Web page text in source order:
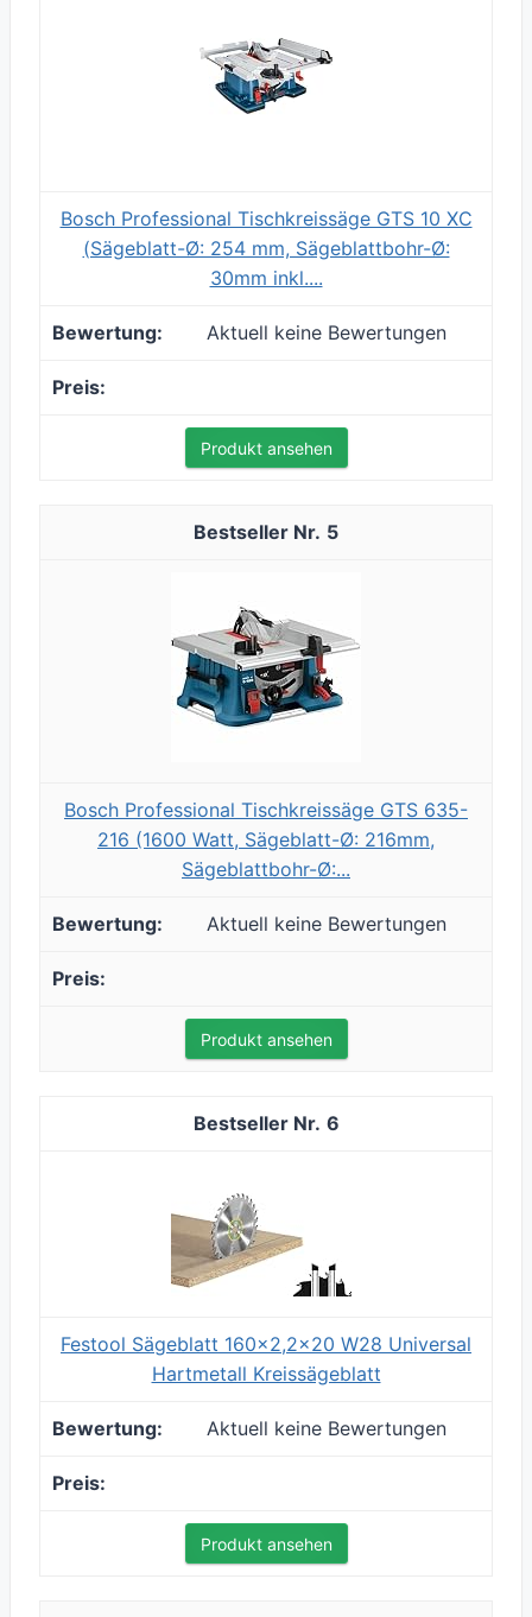
Bosch Professional Tischkreissäge GTS 10 XC
(Sägeblatt-Ø: 254 mm, Sägeblattbohr-Ø:
30mm inkl....
Aktuell keine Bewertungen
Produkt ansehen
5
Bosch Professional Tischkreissäge GTS 635-
216 (1600 Watt, Sägeblatt-Ø: 216mm,
Sägeblattbohr-Ø:...
Aktuell keine Bewertungen
Produkt ansehen
6
Festool Sägeblatt 160x2,2x20 W28 Universal
Hartmetall Kreissägeblatt
Aktuell keine Bewertungen
Produkt ansehen